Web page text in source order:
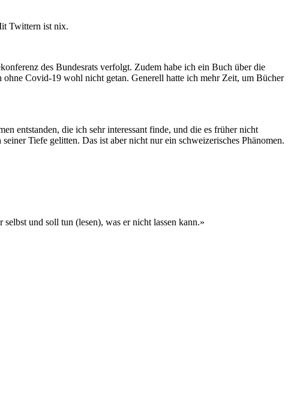
Twittern ist nix.
des Bundesrats verfolgt. Zudem habe ich ein Buch über die
Covid-19 wohl nicht getan. Generell hatte ich mehr Zeit, um Bücher
entstanden, die ich sehr interessant finde, und die es früher nicht
Tiefe gelitten. Das ist aber nicht nur ein schweizerisches Phänomen.
und soll tun (lesen), was er nicht lassen kann.»